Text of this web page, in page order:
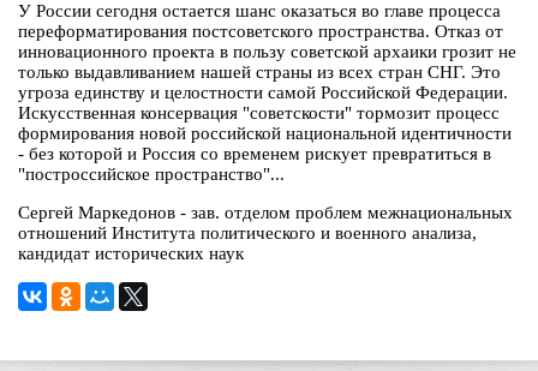
У России сегодня остается шанс оказаться во главе процесса
переформатирования постсоветского пространства. Отказ от
инновационного проекта в пользу советской архаики грозит не
только выдавливанием нашей страны из всех стран СНГ. Это
угроза единству и целостности самой Российской Федерации.
Искусственная консервация "советскости" тормозит процесс
формирования новой российской национальной идентичности
- без которой и Россия со временем рискует превратиться в
"построссийское пространство"...
Сергей Маркедонов - зав. отделом проблем межнациональных
отношений Института политического и военного анализа,
кандидат исторических наук